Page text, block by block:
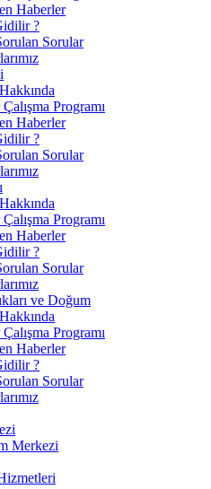
Haberler
?
Sorular
Programı
Haberler
?
Sorular
Programı
Haberler
?
Sorular
ve Doğum
Programı
Haberler
?
Sorular
Merkezi